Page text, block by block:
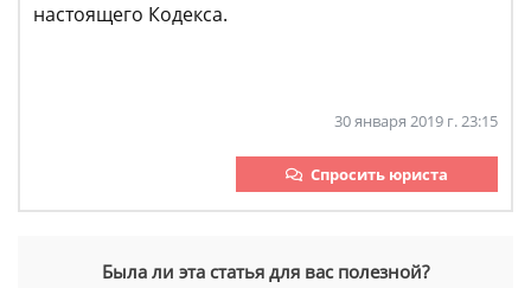
настоящего Кодекса.
30 января 2019 г. 23:15
Спросить юриста
Была ли эта статья для вас полезной?